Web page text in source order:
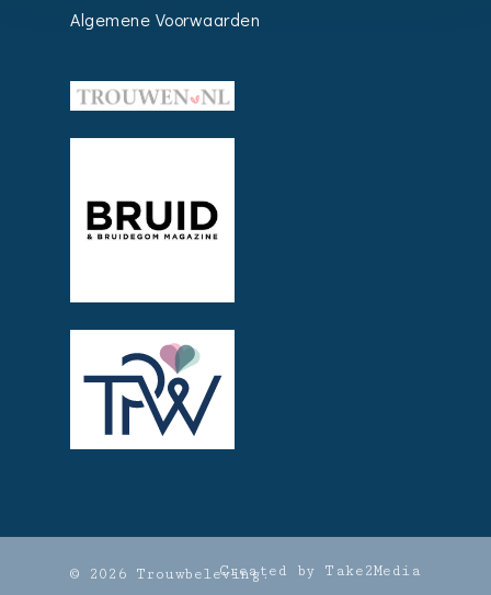
Algemene Voorwaarden
© 2026 Trouwbeleving.Created by Take2Media